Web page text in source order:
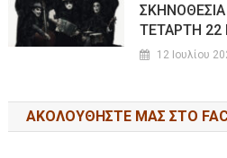
ΣΚΗΝΟΘΕΣΙΑ
ΤΕΤΑΡΤΗ 22
12 Ιουλίου
ΑΚΟΛΟΥΘΉΣΤΕ ΜΑΣ ΣΤΟ